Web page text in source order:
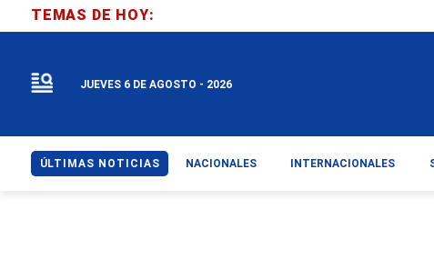
TEMAS DE HOY:
JUEVES 6 DE AGOSTO - 2026
ÚLTIMAS NOTICIAS NACIONALES INTERNACIONALES